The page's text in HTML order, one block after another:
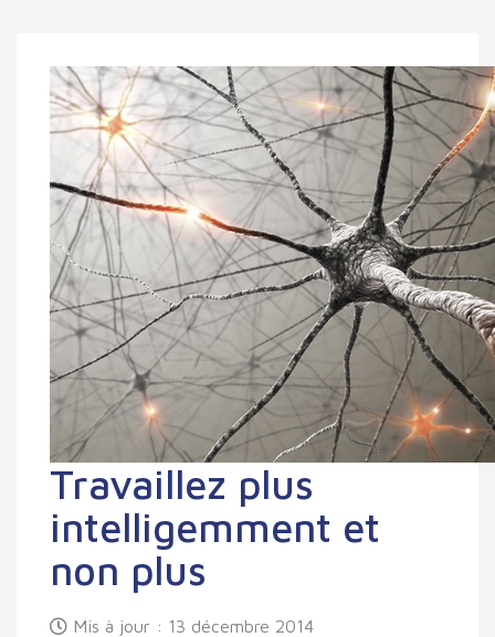
Travaillez plus
intelligemment et
non plus
Mis à jour : 13 décembre 2014